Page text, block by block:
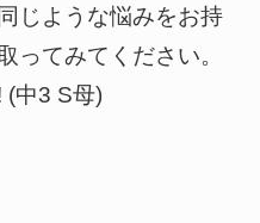
じような悩みをお持
ってみてください。
(中3 S母)